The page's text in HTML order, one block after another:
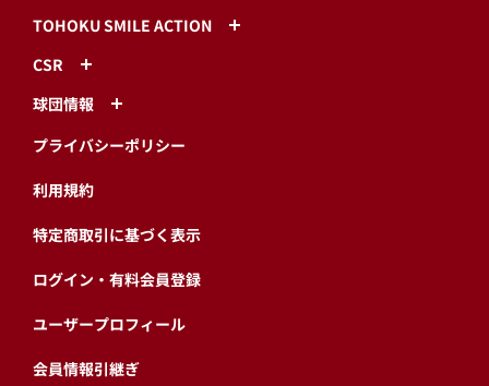
TOHOKU SMILE ACTION
CSR
球団情報
プライバシーポリシー
利用規約
特定商取引に基づく表示
ログイン・有料会員登録
ユーザープロフィール
会員情報引継ぎ